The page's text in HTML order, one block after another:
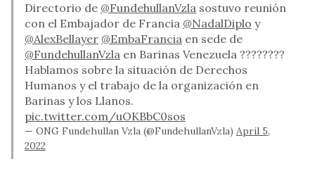
Directorio de @FundehullanVzla sostuvo reunión
con el Embajador de Francia @NadalDiplo y
@AlexBellayer @EmbaFrancia en sede de
@FundehullanVzla en Barinas Venezuela ????????
Hablamos sobre la situación de Derechos
Humanos y el trabajo de la organización en
Barinas y los Llanos.
pic.twitter.com/uOKBbC0sos
— ONG Fundehullan Vzla (@FundehullanVzla) April 5,
2022